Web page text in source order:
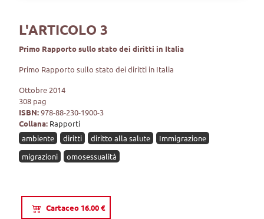
L'ARTICOLO 3
Primo Rapporto sullo stato dei diritti in Italia
Primo Rapporto sullo stato dei diritti in Italia
Ottobre 2014
308 pag
ISBN:978-88-230-1900-3
Collana: Rapporti
ambiente
diritti diritto alla salute
Immigrazione
migrazioni
omosessualità
Cartaceo 16.00 €